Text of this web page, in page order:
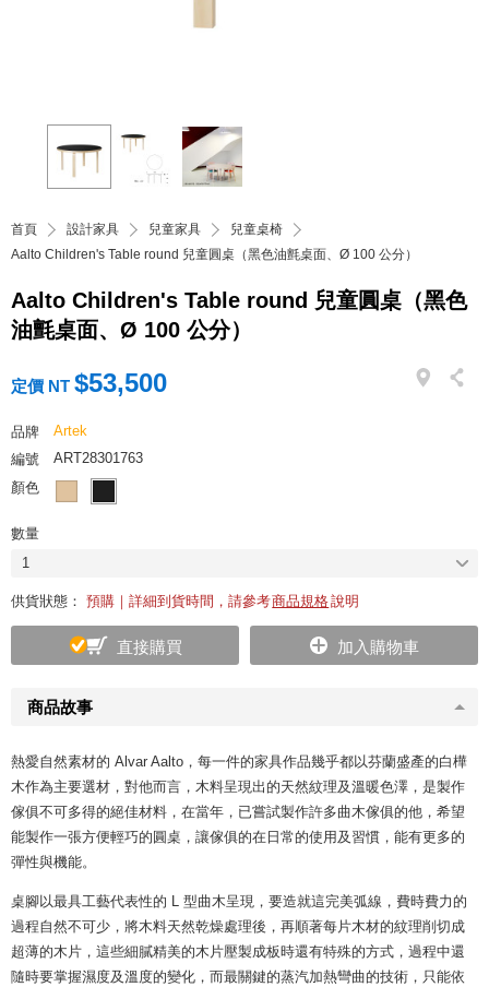
首頁 設計家具 兒童家具
兒童桌椅
Aalto Children's Table round 兒童圓桌（黑色油氈桌面、Ø 100 公分）
Aalto Children's Table round 兒童圓桌（黑色
油氈桌面、Ø 100 公分）
商品故事
熱愛自然素材的 Alvar Aalto，每一件的家具作品幾乎都以芬蘭盛產的白樺
木作為主要選材，對他而言，木料呈現出的天然紋理及溫暖色澤，是製作
傢俱不可多得的絕佳材料，在當年，已嘗試製作許多曲木傢俱的他，希望
能製作一張方便輕巧的圓桌，讓傢俱的在日常的使用及習慣，能有更多的
彈性與機能。
桌腳以最具工藝代表性的 L 型曲木呈現，要造就這完美弧線，費時費力的
過程自然不可少，將木料天然乾燥處理後，再順著每片木材的紋理削切成
超薄的木片，這些細膩精美的木片壓製成板時還有特殊的方式，過程中還
隨時要掌握濕度及溫度的變化，而最關鍵的蒸汽加熱彎曲的技術，只能依
定價 NT $53,500
品牌
Artek
編號
ART28301763
顏色
數量
1
供貨狀態： 預購｜詳細到貨時間，請參考商品規格說明
直接購買 加入購物車